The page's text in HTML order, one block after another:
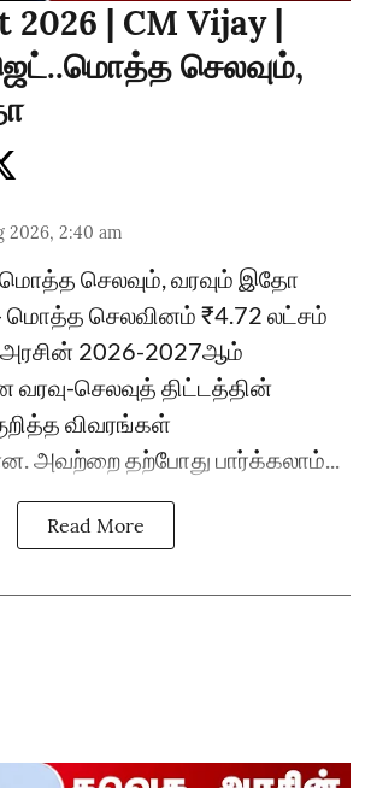
2026 | CM Vijay |
செலவும்,
2026, 2:40 am
செலவும், வரவும் இதோ
மொத்த செலவினம் ₹4.72 லட்சம்
அரசின் 2026-2027ஆம்
வரவு-செலவுத் திட்டத்தின்
விவரங்கள்
அவற்றை தற்போது பார்க்கலாம்...
Read More